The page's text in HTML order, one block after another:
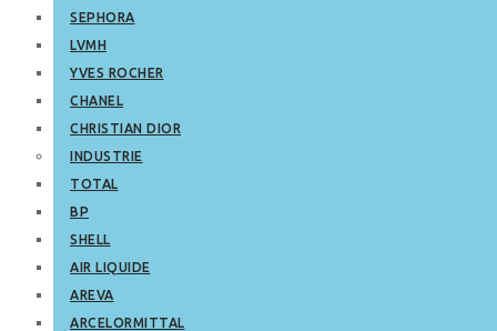
SEPHORA
LVMH
YVES ROCHER
CHANEL
CHRISTIAN DIOR
INDUSTRIE
TOTAL
BP
SHELL
AIR LIQUIDE
AREVA
ARCELORMITTAL